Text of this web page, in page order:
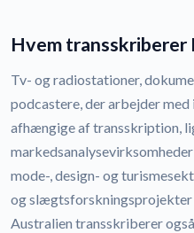
Hvem
Tv- og radiostationer,
podcastere, der arbejder
afhængige af transskription,
mode-, design- og
og slægtsforskningsprojekter
Australien transskriberer